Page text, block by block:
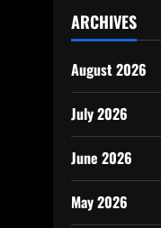
ARCHIVES
August 2026
July 2026
June 2026
May 2026